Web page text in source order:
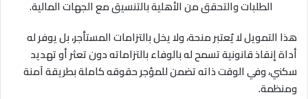
الطلبات والتحقق من الأهلية بالتنسيق مع الجهات المالية.
هذا التمويل لا يُعتبر منحة، ولا يخل بالتزامات المستأجر، بل يوفر له
أداة إنقاذ قانونية تسمح له بالوفاء بالتزاماته دون تعثر أو تهديد
سكني، وفي الوقت ذاته تضمن للمؤجر حقوقه كاملة بطريقة آمنة
ومنظمة.